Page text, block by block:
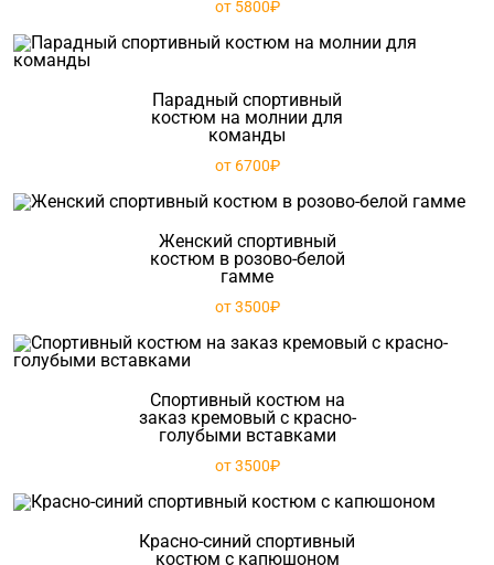
от 5800₽
Парадный спортивный
костюм на молнии для
команды
от 6700₽
Женский спортивный
костюм в розово-белой
гамме
от 3500₽
Спортивный костюм на
заказ кремовый с красно-
голубыми вставками
от 3500₽
Красно-синий спортивный
костюм с капюшоном